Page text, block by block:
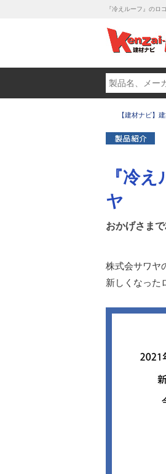
『冷えルーフ』のロ
【建材ナビ】
『冷
ヤ
おかげさま
株式会サワヤ
新しくなった